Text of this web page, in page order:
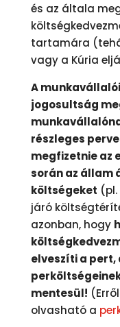
és az általa
tartamára
vagy a Kúria
A
jogosultság
részleges
megfizetnie az
során az állam
költségeket
járó
azonban, hogy
elveszíti a pert,
mentesül!
olvasható a